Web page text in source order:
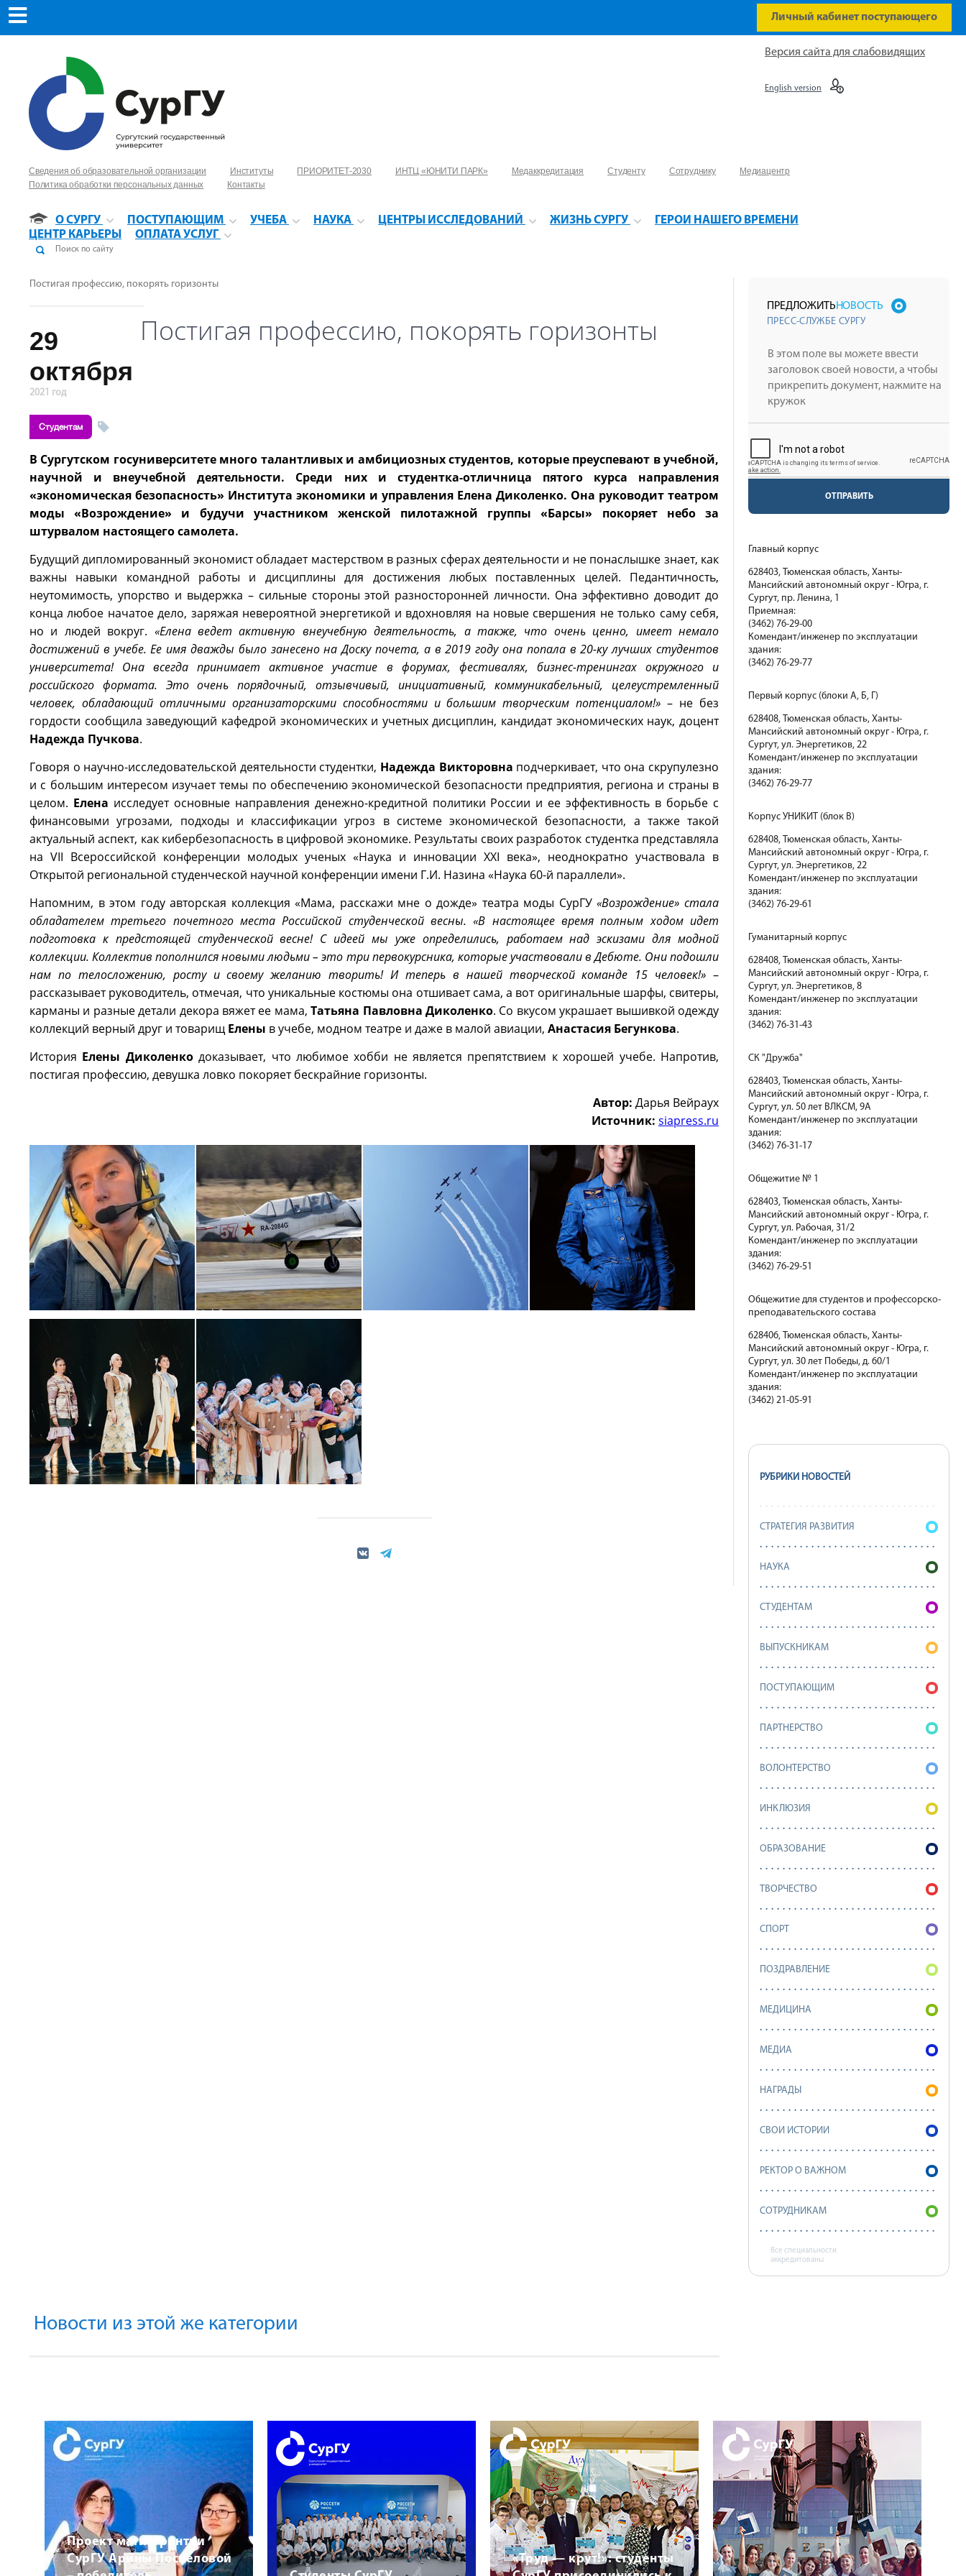
Личный кабинет поступающего
Сведения об образовательной организации Институты ПРИОРИТЕТ-2030 ИНТЦ «ЮНИТИ ПАРК» Медаккредитация Студенту Сотруднику
Медиацентр
Политика обработки персональных данных
Контакты
О СУРГУ ПОСТУПАЮЩИМ УЧЕБА НАУКА ЦЕНТРЫ ИССЛЕДОВАНИЙ ЖИЗНЬ СУРГУ
ГЕРОИ НАШЕГО ВРЕМЕНИ
ЦЕНТР КАРЬЕРЫ
ОПЛАТА УСЛУГ
Версия сайта для слабовидящих
English version
Постигая профессию, покорять горизонты
29
октября
2021 год
Постигая профессию, покорять горизонты
Студентам
В Сургутском госуниверситете много талантливых и амбициозных студентов, которые преуспевают в учебной,
научной и внеучебной деятельности. Среди них и студентка-отличница пятого курса направления
«экономическая безопасность» Института экономики и управления Елена Диколенко. Она руководит театром
моды «Возрождение» и будучи участником женской пилотажной группы «Барсы» покоряет небо за
штурвалом настоящего самолета.
Будущий дипломированный экономист обладает мастерством в разных сферах деятельности и не понаслышке знает, как
важны навыки командной работы и дисциплины для достижения любых поставленных целей. Педантичность,
неутомимость, упорство и выдержка – сильные стороны этой разносторонней личности. Она эффективно доводит до
конца любое начатое дело, заряжая невероятной энергетикой и вдохновляя на новые свершения не только саму себя,
но и людей вокруг. «Елена ведет активную внеучебную деятельность, а также, что очень ценно, имеет немало
достижений в учебе. Ее имя дважды было занесено на Доску почета, а в 2019 году она попала в 20-ку лучших студентов
университета! Она всегда принимает активное участие в форумах, фестивалях, бизнес-тренингах окружного и
российского формата. Это очень порядочный, отзывчивый, инициативный, коммуникабельный, целеустремленный
человек, обладающий отличными организаторскими способностями и большим творческим потенциалом!» – не без
гордости сообщила заведующий кафедрой экономических и учетных дисциплин, кандидат экономических наук, доцент
Надежда Пучкова.
Говоря о научно-исследовательской деятельности студентки, Надежда Викторовна подчеркивает, что она скрупулезно
и с большим интересом изучает темы по обеспечению экономической безопасности предприятия, региона и страны в
целом. Елена исследует основные направления денежно-кредитной политики России и ее эффективность в борьбе с
финансовыми угрозами, подходы и классификации угроз в системе экономической безопасности, а также такой
актуальный аспект, как кибербезопасность в цифровой экономике. Результаты своих разработок студентка представляла
на VII Всероссийской конференции молодых ученых «Наука и инновации XXI века», неоднократно участвовала в
Открытой региональной студенческой научной конференции имени Г.И. Назина «Наука 60-й параллели».
Напомним, в этом году авторская коллекция «Мама, расскажи мне о дожде» театра моды СурГУ«Возрождение» стала
обладателем третьего почетного места Российской студенческой весны. «В настоящее время полным ходом идет
подготовка к предстоящей студенческой весне! С идеей мы уже определились, работаем над эскизами для модной
коллекции. Коллектив пополнился новыми людьми – это три первокурсника, которые участвовали в Дебюте. Они подошли
нам по телосложению, росту и своему желанию творить! И теперь в нашей творческой команде 15 человек!» –
рассказывает руководитель, отмечая, что уникальные костюмы она отшивает сама, а вот оригинальные шарфы, свитеры,
карманы и разные детали декора вяжет ее мама,Татьяна Павловна Диколенко. Со вкусом украшает вышивкой одежду
коллекций верный друг и товарищ Елены в учебе, модном театре и даже в малой авиации, Анастасия Бегункова.
История Елены Диколенкодоказывает, что любимое хобби не является препятствием к хорошей учебе. Напротив,
постигая профессию, девушка ловко покоряет бескрайние горизонты.
Автор: Дарья Вейраух
Источник: siapress.ru
ПРЕДЛОЖИТЬНОВОСТЬ
ПРЕСС-СЛУЖБЕ СУРГУ
ОТПРАВИТЬ
Главный корпус
628403, Тюменская область, Ханты-
Мансийский автономный округ - Югра, г.
Сургут, пр. Ленина, 1
Приемная:
(3462) 76-29-00
Комендант/инженер по эксплуатации
здания:
(3462) 76-29-77
Первый корпус (блоки А, Б, Г)
628408, Тюменская область, Ханты-
Мансийский автономный округ - Югра, г.
Сургут, ул. Энергетиков, 22
Комендант/инженер по эксплуатации
здания:
(3462) 76-29-77
Корпус УНИКИТ (блок В)
628408, Тюменская область, Ханты-
Мансийский автономный округ - Югра, г.
Сургут, ул. Энергетиков, 22
Комендант/инженер по эксплуатации
здания:
(3462) 76-29-61
Гуманитарный корпус
628408, Тюменская область, Ханты-
Мансийский автономный округ - Югра, г.
Сургут, ул. Энергетиков, 8
Комендант/инженер по эксплуатации
здания:
(3462) 76-31-43
СК "Дружба"
628403, Тюменская область, Ханты-
Мансийский автономный округ - Югра, г.
Сургут, ул. 50 лет ВЛКСМ, 9А
Комендант/инженер по эксплуатации
здания:
(3462) 76-31-17
Общежитие № 1
628403, Тюменская область, Ханты-
Мансийский автономный округ - Югра, г.
Сургут, ул. Рабочая, 31/2
Комендант/инженер по эксплуатации
здания:
(3462) 76-29-51
Общежитие для студентов и профессорско-
преподавательского состава
628406, Тюменская область, Ханты-
Мансийский автономный округ - Югра, г.
Сургут, ул. 30 лет Победы, д. 60/1
Комендант/инженер по эксплуатации
здания:
(3462) 21-05-91
РУБРИКИ НОВОСТЕЙ
СТРАТЕГИЯ РАЗВИТИЯ
НАУКА
СТУДЕНТАМ
ВЫПУСКНИКАМ
ПОСТУПАЮЩИМ
ПАРТНЕРСТВО
ВОЛОНТЕРСТВО
ИНКЛЮЗИЯ
ОБРАЗОВАНИЕ
ТВОРЧЕСТВО
СПОРТ
ПОЗДРАВЛЕНИЕ
МЕДИЦИНА
МЕДИА
НАГРАДЫ
СВОИ ИСТОРИИ
РЕКТОР О ВАЖНОМ
СОТРУДНИКАМ
Все специальности
аккредитованы
Новости из этой же категории
Проект магистрантки
СурГУ Арины Поспеловой
«Труд — крут!»: студенты